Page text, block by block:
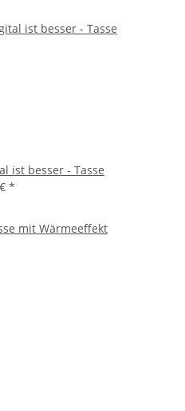
ist besser - Tasse
*